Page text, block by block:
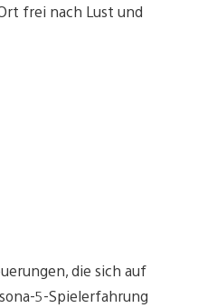
frei nach Lust und
die sich auf
5-Spielerfahrung